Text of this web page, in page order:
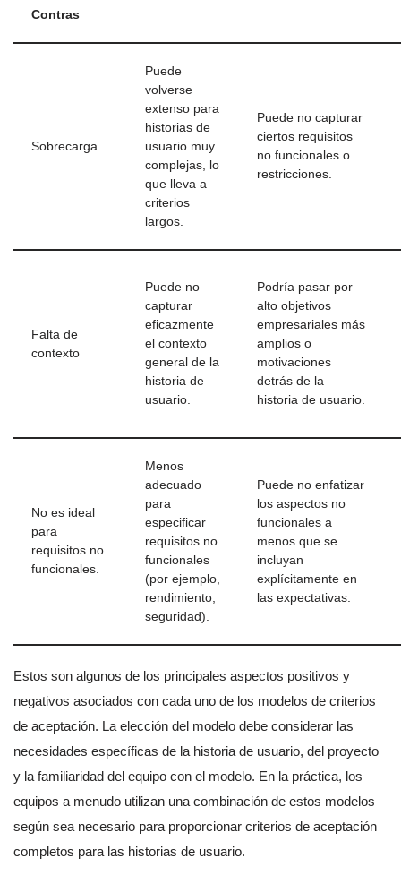
Contras
Sobrecarga
Puede
volverse
extenso para
historias de
usuario muy
complejas, lo
que lleva a
criterios
largos.
Puede no capturar
ciertos requisitos
no funcionales o
restricciones.
Falta de
contexto
Puede no
capturar
eficazmente
el contexto
general de la
historia de
usuario.
Podría pasar por
alto objetivos
empresariales más
amplios o
motivaciones
detrás de la
historia de usuario.
No es ideal
para
requisitos no
funcionales.
Menos
adecuado
para
especificar
requisitos no
funcionales
(por ejemplo,
rendimiento,
seguridad).
Puede no enfatizar
los aspectos no
funcionales a
menos que se
incluyan
explícitamente en
las expectativas.
Estos son algunos de los principales aspectos positivos y
negativos asociados con cada uno de los modelos de criterios
de aceptación. La elección del modelo debe considerar las
necesidades específicas de la historia de usuario, del proyecto
y la familiaridad del equipo con el modelo. En la práctica, los
equipos a menudo utilizan una combinación de estos modelos
según sea necesario para proporcionar criterios de aceptación
completos para las historias de usuario.